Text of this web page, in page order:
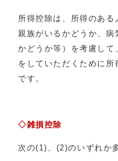
所得控除は、所得のあ
親族がいるかどうか、病
かどうか等）を考慮して
をしていただくために
です。
◇雑損控除
次の(1)、(2)のいずれか